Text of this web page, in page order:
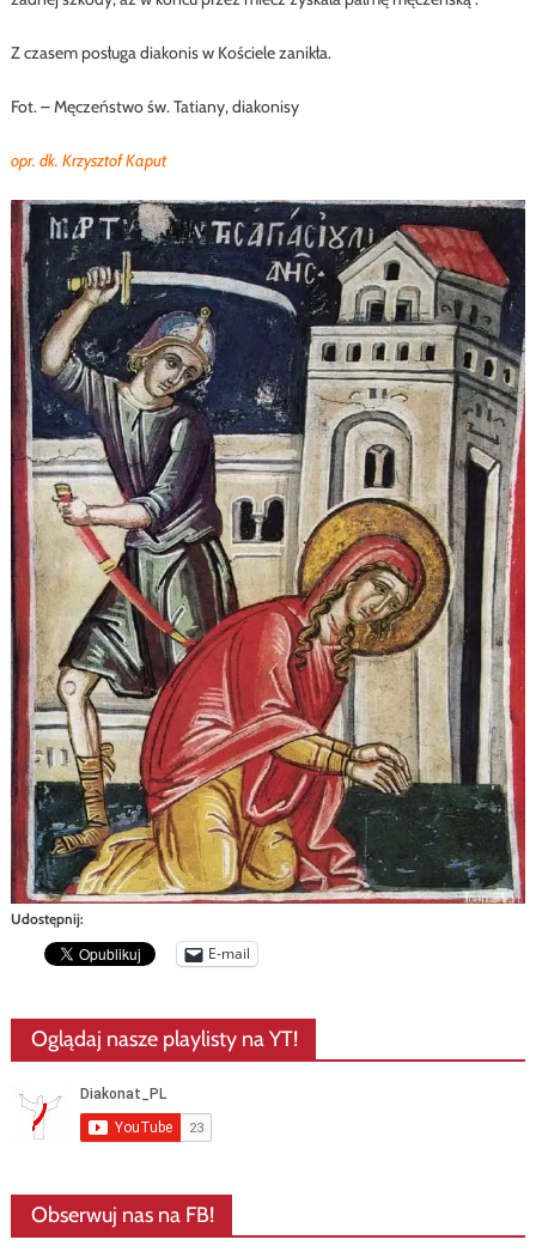
Z czasem posługa diakonis w Kościele zanikła.
Fot. – Męczeństwo św. Tatiany, diakonisy
opr. dk. Krzysztof Kaput
Udostępnij:
E-mail
Oglądaj nasze playlisty na YT!
Obserwuj nas na FB!